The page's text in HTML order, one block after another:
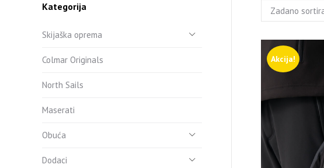
Akcija!
Kategorija
Skijaška oprema
Colmar Originals
North Sails
Maserati
Obuća
Dodaci